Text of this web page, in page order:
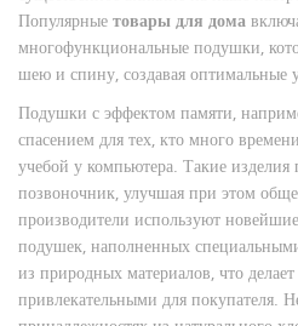
Популярные товары для дома
многофункциональные подушки,
шею и спину, создавая оптимальные
Подушки с эффектом памяти,
спасением для тех, кто много
учебой у компьютера. Такие
позвоночник, улучшая при этом
производители используют
подушек, наполненных
из природных материалов, что
привлекательными для покупателя.